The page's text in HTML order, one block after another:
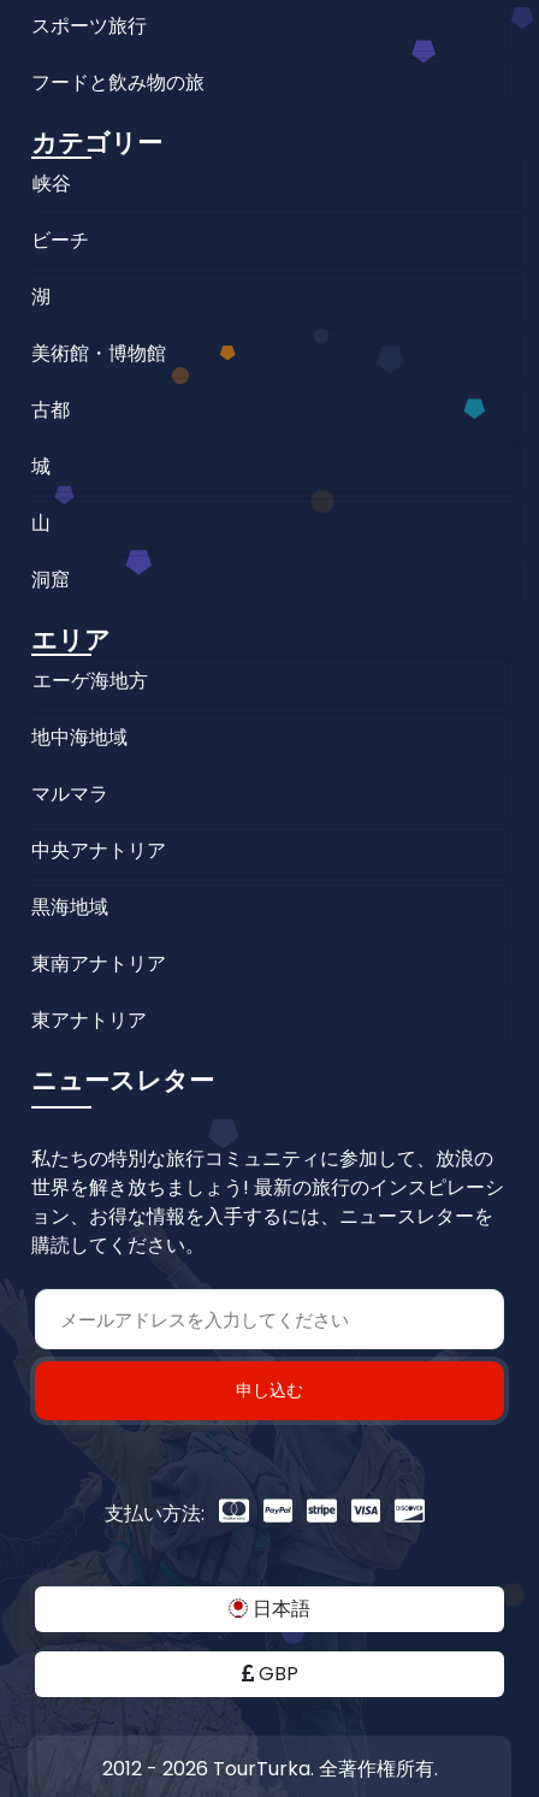
スポーツ旅行
フードと飲み物の旅
カテゴリー
峡谷
ビーチ
湖
美術館・博物館
古都
城
山
洞窟
エリア
エーゲ海地方
地中海地域
マルマラ
中央アナトリア
黒海地域
東南アナトリア
東アナトリア
ニュースレター
私たちの特別な旅行コミュニティに参加して、放浪の
世界を解き放ちましょう! 最新の旅行のインスピレーシ
ョン、お得な情報を入手するには、ニュースレターを
購読してください。
申し込む
支払い方法:
日本語
GBP
2012 - 2026 TourTurka. 全著作権所有.